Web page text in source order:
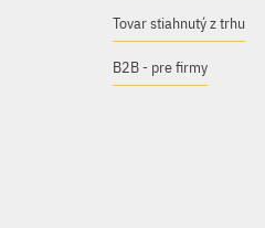
Tovar stiahnutý z trhu
B2B - pre firmy